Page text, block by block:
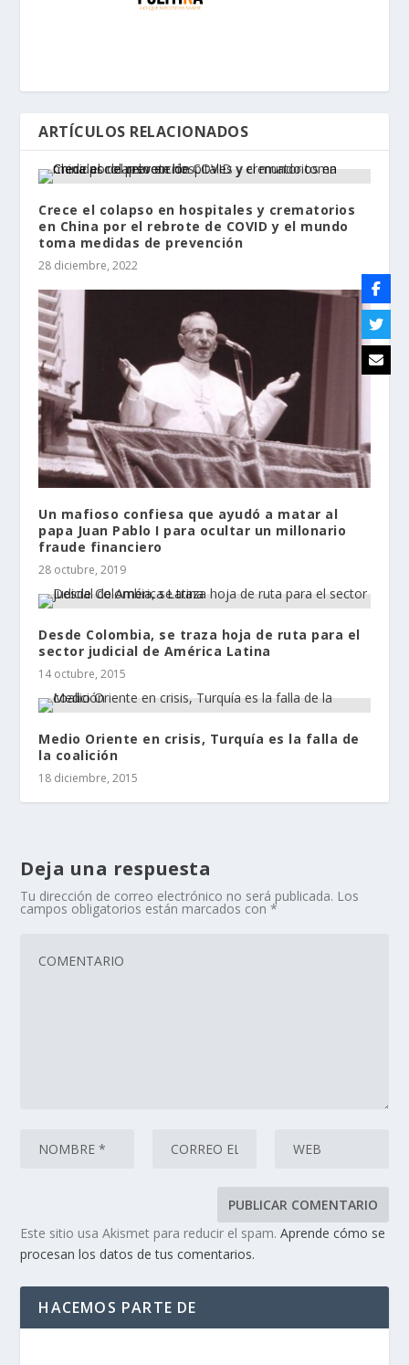
ARTÍCULOS RELACIONADOS
Crece el colapso en hospitales y crematorios
en China por el rebrote de COVID y el mundo
toma medidas de prevención
28 diciembre, 2022
Un mafioso confiesa que ayudó a matar al
papa Juan Pablo I para ocultar un millonario
fraude financiero
28 octubre, 2019
Desde Colombia, se traza hoja de ruta para el
sector judicial de América Latina
14 octubre, 2015
Medio Oriente en crisis, Turquía es la falla de
la coalición
18 diciembre, 2015
Deja una respuesta
Tu dirección de correo electrónico no será publicada. Los
campos obligatorios están marcados con*
Este sitio usa Akismet para reducir el spam.Aprende cómo se
procesan los datos de tus comentarios.
HACEMOS PARTE DE